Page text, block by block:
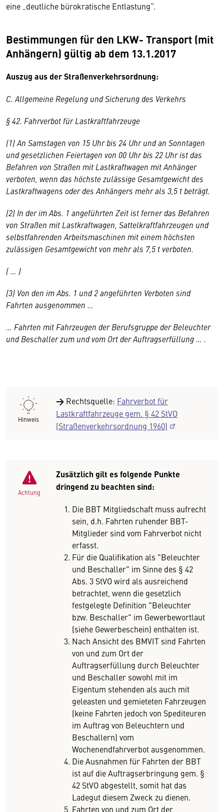
eine „deutliche bürokratische Entlastung“.
Bestimmungen für den LKW- Transport (mit
Anhängern) gültig ab dem 13.1.2017
Auszug aus der Straßenverkehrsordnung:
C. Allgemeine Regelung und Sicherung des Verkehrs
§ 42. Fahrverbot für Lastkraftfahrzeuge
(1) An Samstagen von 15 Uhr bis 24 Uhr und an Sonntagen
und gesetzlichen Feiertagen von 00 Uhr bis 22 Uhr ist das
Befahren von Straßen mit Lastkraftwagen mit Anhänger
verboten, wenn das höchste zulässige Gesamtgewicht des
Lastkraftwagens oder des Anhängers mehr als 3,5 t beträgt.
(2) In der im Abs. 1 angeführten Zeit ist ferner das Befahren
von Straßen mit Lastkraftwagen, Sattelkraftfahrzeugen und
selbstfahrenden Arbeitsmaschinen mit einem höchsten
zulässigen Gesamtgewicht von mehr als 7,5 t verboten.
( … )
(3) Von den im Abs. 1 und 2 angeführten Verboten sind
Fahrten ausgenommen …
… Fahrten mit Fahrzeugen der Berufsgruppe der Beleuchter
und Beschaller zum und vom Ort der Auftragserfüllung … .
Hinweis
→ Rechtsquelle: Fahrverbot für
Lastkraftfahrzeuge gem. § 42 StVO
(Straßenverkehrsordnung 1960)
Achtung
Zusätzlich gilt es folgende Punkte
dringend zu beachten sind:
Die BBT Mitgliedschaft muss aufrecht
sein, d.h. Fahrten ruhender BBT-
Mitglieder sind vom Fahrverbot nicht
erfasst.
Für die Qualifikation als "Beleuchter
und Beschaller" im Sinne des § 42
Abs. 3 StVO wird als ausreichend
betrachtet, wenn die gesetzlich
festgelegte Definition "Beleuchter
bzw. Beschaller" im Gewerbewortlaut
(siehe Gewerbeschein) enthalten ist.
Nach Ansicht des BMVIT sind Fahrten
von und zum Ort der
Auftragserfüllung durch Beleuchter
und Beschaller sowohl mit im
Eigentum stehenden als auch mit
geleasten und gemieteten Fahrzeugen
(keine Fahrten jedoch von Spediteuren
im Auftrag von Beleuchtern und
Beschallern) vom
Wochenendfahrverbot ausgenommen.
Die Ausnahmen für Fahrten der BBT
ist auf die Auftragserbringung gem. §
42 StVO abgestellt, somit hat das
Ladegut diesem Zweck zu dienen.
Fahrten von und zum Ort der